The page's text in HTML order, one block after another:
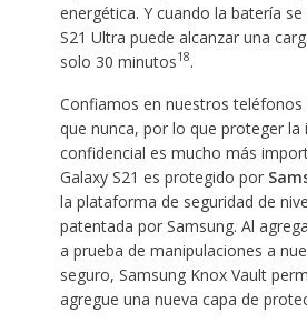
energética. Y cuando la batería
S21 Ultra puede alcanzar una
solo 30 minutos18.
Confiamos en nuestros teléfonos
que nunca, por lo que proteger la
confidencial es mucho más
Galaxy S21 es protegido por
la plataforma de seguridad de
patentada por Samsung. Al
a prueba de manipulaciones a
seguro, Samsung Knox Vault
agregue una nueva capa de